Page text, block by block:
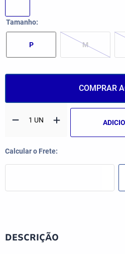
Tamanho
M
P
COMPRAR
DESCRIÇÃO